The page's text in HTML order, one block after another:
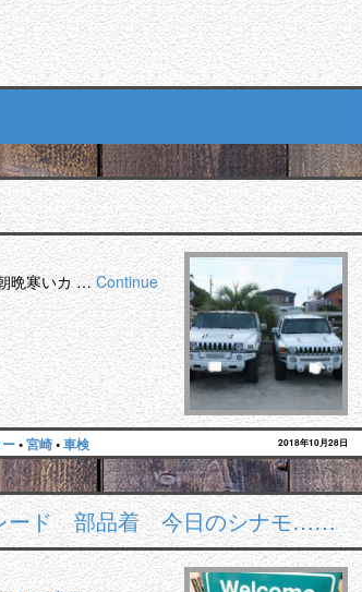
晩寒いカ …Continue
•宮崎•車検 2018年10月28日
ード 部品着 今日のシナモ……